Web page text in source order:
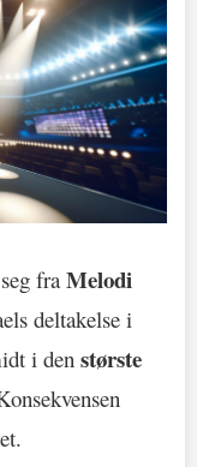
fraMelodi
deltakelse i
i den største